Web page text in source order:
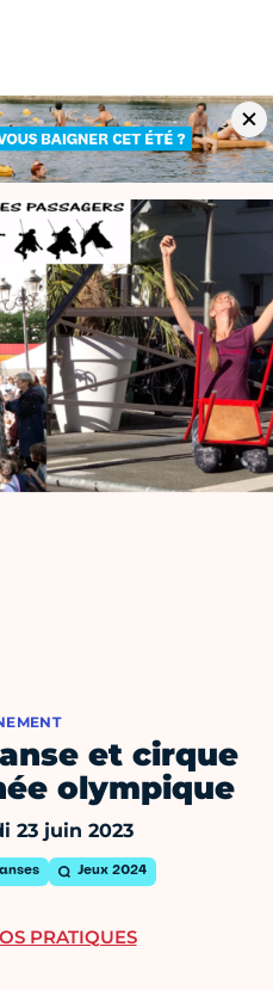
et cirque
olympique
23 juin 2023
Jeux 2024
PRATIQUES